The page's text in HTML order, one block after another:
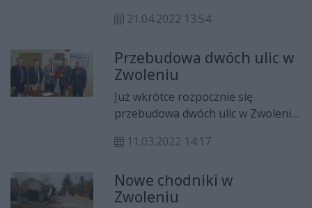
wykonawcę prac. Droga zyska nowy
zjazdy do posesji.
21.04.2022 13:54
Przebudowa dwóch ulic w
Zwoleniu
Już wkrótce rozpocznie się
przebudowa dwóch ulic w Zwoleniu:
Chłopskich. Inwestycja będzie
11.03.2022 14:17
Nowe chodniki w
Zwoleniu